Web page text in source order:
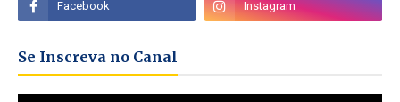
Se Inscreva no Canal